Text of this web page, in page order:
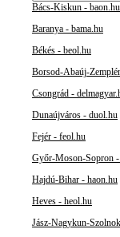
Bács-Kiskun - baon.hu
Baranya - bama.hu
Békés - beol.hu
Borsod-Abaúj-
Csongrád -
Dunaújváros - duol.hu
Fejér - feol.hu
Győr-Moson-Sopron
Hajdú-Bihar - haon.hu
Heves - heol.hu
Jász-Nagykun-